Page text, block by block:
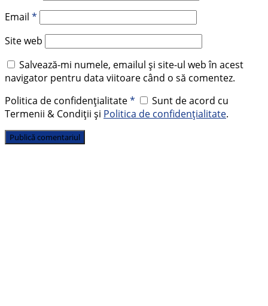
Email *
Site web
Salvează-mi numele, emailul și site-ul web în acest
navigator pentru data viitoare când o să comentez.
Politica de confidențialitate*
Sunt de acord cu
Termenii & Condiții și Politica de confidențialitate.